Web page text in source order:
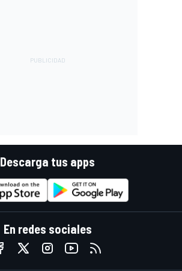
Descarga tus apps
En redes sociales